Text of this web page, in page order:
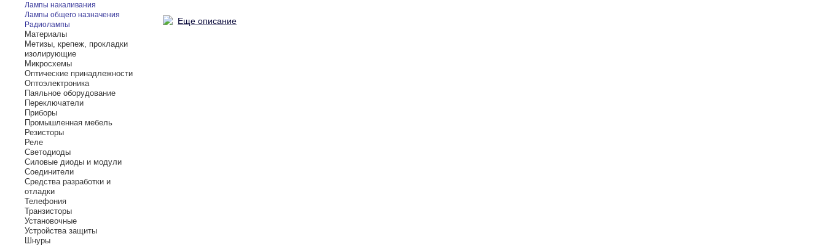
Лампы накаливания
Лампы общего назначения
Радиолампы
Материалы
Метизы, крепеж, прокладки
изолирующие
Микросхемы
Оптические принадлежности
Оптоэлектроника
Паяльное оборудование
Переключатели
Приборы
Промышленная мебель
Резисторы
Реле
Светодиоды
Силовые диоды и модули
Соединители
Средства разработки и
отладки
Телефония
Транзисторы
Установочные
Устройства защиты
Шнуры
Еще описание